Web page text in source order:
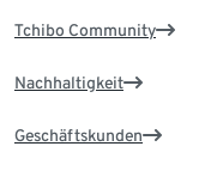
Tchibo Community
Nachhaltigkeit
Geschäftskunden